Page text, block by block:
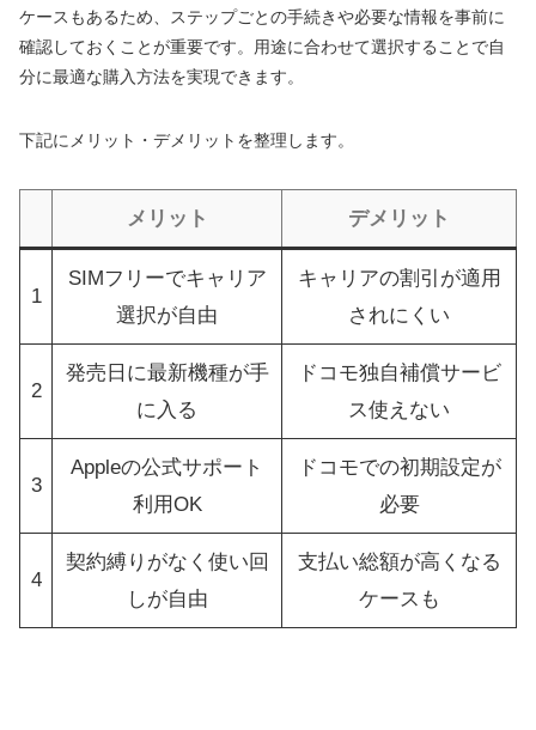
ケースもあるため、ステップごとの手続きや必要な情報を事前に
確認しておくことが重要です。用途に合わせて選択することで自
分に最適な購入方法を実現できます。
下記にメリット・デメリットを整理します。
メリット デメリット
1
SIMフリーでキャリア
選択が自由
キャリアの割引が適用
されにくい
2
発売日に最新機種が手
に入る
ドコモ独自補償サービ
ス使えない
3
Appleの公式サポート
利用OK
ドコモでの初期設定が
必要
4
契約縛りがなく使い回
しが自由
支払い総額が高くなる
ケースも